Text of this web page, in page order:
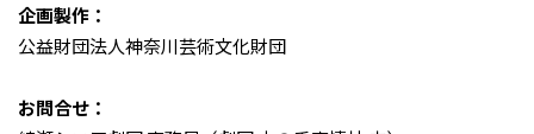
企画製作：
公益財団法人神奈川芸術文化財団
お問合せ：